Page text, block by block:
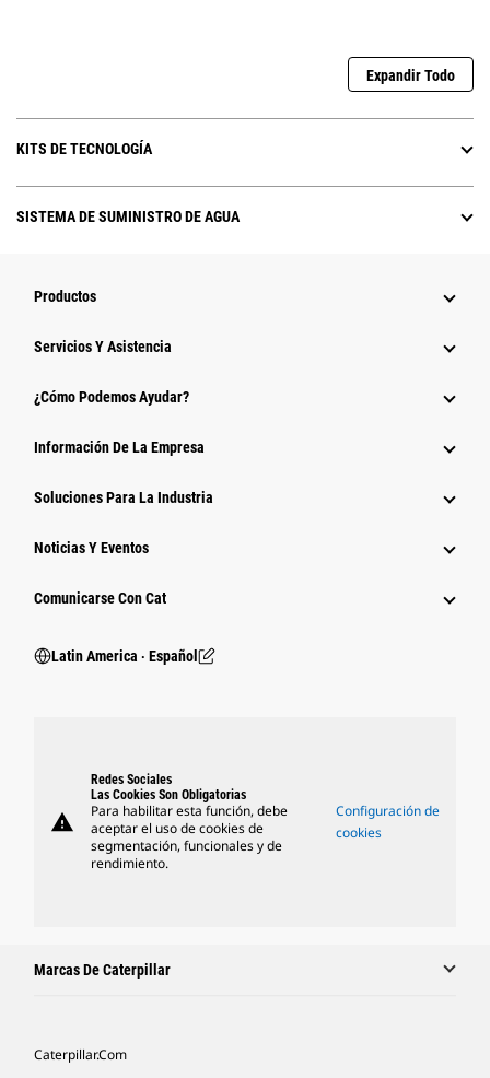
Expandir Todo
KITS DE TECNOLOGÍA
SISTEMA DE SUMINISTRO DE AGUA
Productos
Servicios Y Asistencia
¿Cómo Podemos Ayudar?
Información De La Empresa
Soluciones Para La Industria
Noticias Y Eventos
Comunicarse Con Cat
Latin America ‧ Español
warning
Redes Sociales
Las Cookies Son Obligatorias
Para habilitar esta función, debe
aceptar el uso de cookies de
segmentación, funcionales y de
rendimiento.
Configuración de
cookies
Marcas De Caterpillar
Caterpillar.com